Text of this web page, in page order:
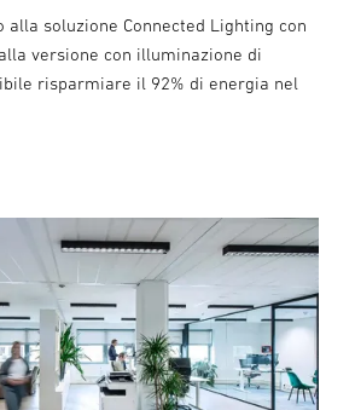
alla soluzione Connected Lighting con
alla versione con illuminazione di
risparmiare il 92% di energia nel